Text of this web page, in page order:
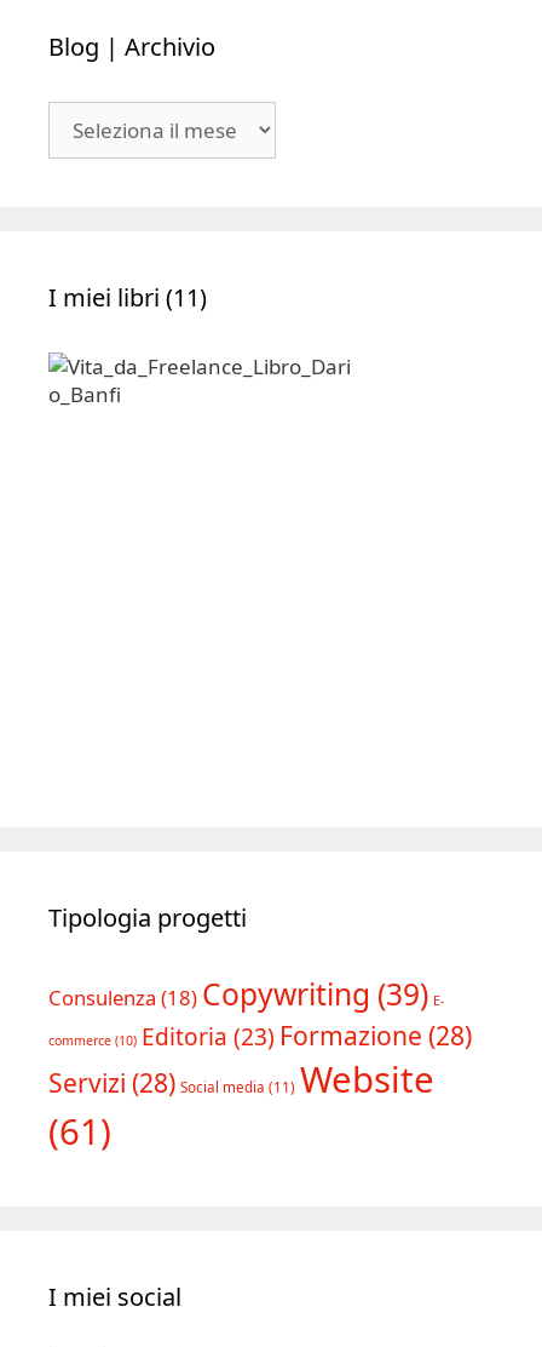
Blog | Archivio
I miei libri (11)
Tipologia progetti
Consulenza (18) Copywriting (39) E-
commerce (10) Editoria (23) Formazione (28)
Servizi (28) Social media (11) Website
(61)
I miei social